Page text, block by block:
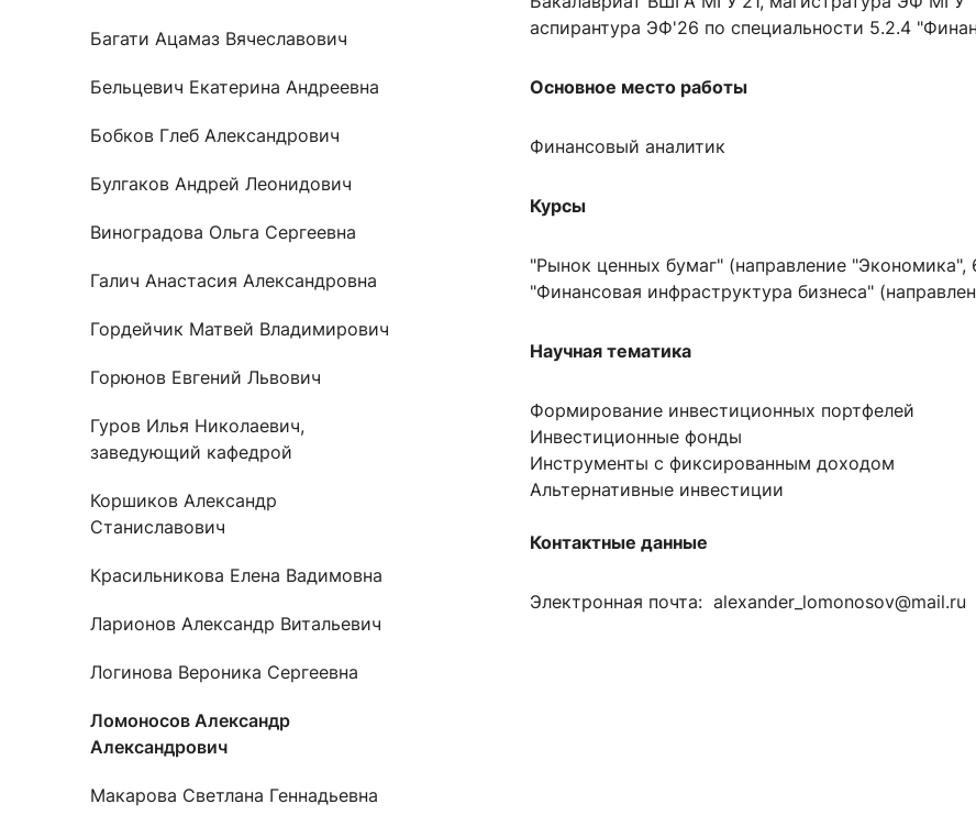
Оплата обучения онлайн
Закрепление
Расписание
Часто задаваемые вопросы
Служба содействия трудоустройству
Учебная полка
Информационно-
Научный старт
Электронный журнал «Научные исследования экономического факультета»
Журнал «Вестник Московского университета». Серия: «Экономика»
Электронный журнал «Население и экономика»
Багати Ацамаз Вячеславович
Бельцевич Екатерина Андреевна
Бобков Глеб Александрович
Булгаков Андрей Леонидович
Виноградова Ольга Сергеевна
Галич Анастасия Александровна
Гордейчик Матвей Владимирович
Горюнов Евгений Львович
Гуров Илья Николаевич,
заведующий кафедрой
Коршиков Александр
Станиславович
Красильникова Елена Вадимовна
Ларионов Александр Витальевич
Логинова Вероника Сергеевна
Ломоносов Александр
Александрович
Макарова Светлана Геннадьевна
аспирантура ЭФ'26 по специальности 5.2.4
Основное место работы
Финансовый аналитик
Курсы
"Рынок ценных бумаг" (направление "Экономика",
"Финансовая инфраструктура бизнеса"
Научная тематика
Формирование инвестиционных портфелей
Инвестиционные фонды
Инструменты с фиксированным доходом
Альтернативные инвестиции
Контактные данные
Электронная почта: alexander lomonosov@mail.ru